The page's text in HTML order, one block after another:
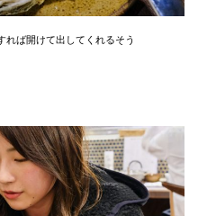
れば開けて出してくれるそう